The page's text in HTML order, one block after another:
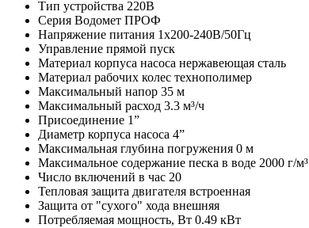
Тип устройства 220В
Серия Водомет ПРОФ
Напряжение питания 1х200-240В/50Гц
Управление прямой пуск
Материал корпуса насоса нержавеющая сталь
Материал рабочих колес технополимер
Максимальный напор 35 м
Максимальный расход 3.3 м³/ч
Присоединение 1”
Диаметр корпуса насоса 4”
Максимальная глубина погружения 0 м
Максимальное содержание песка в воде 2000 г/м³
Число включений в час 20
Тепловая защита двигателя встроенная
Защита от "сухого" хода внешняя
Потребляемая мощность, Вт 0.49 кВт